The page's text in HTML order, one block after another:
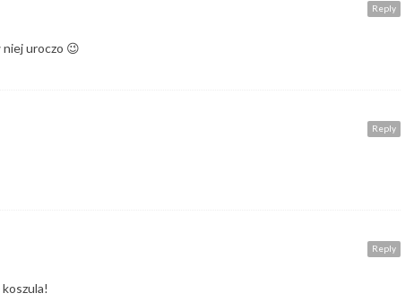
Reply
niej uroczo 😉
Reply
Reply